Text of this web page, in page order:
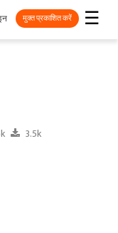
☰
मुक्त प्रकाशित करें
3.5k